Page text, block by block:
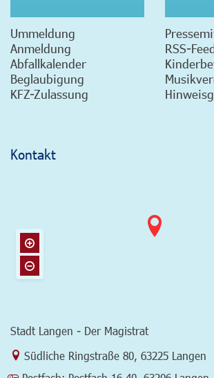
Ummeldung
Anmeldung
Abfallkalender
Beglaubigung
KFZ-Zulassung
RSS-
Kontakt
Stadt Langen - Der Magistrat
Link zur Google-Maps Navigation
Südliche Ringstraße 80, 63225 Langen